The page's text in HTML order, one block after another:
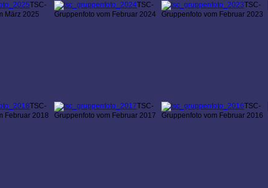
TSC-
März 2025
TSC-
Gruppenfoto vom Februar 2024
TSC-
Gruppenfoto vom Februar 2023
TSC-
Februar 2018
TSC-
Gruppenfoto vom Februar 2017
TSC-
Gruppenfoto vom Februar 2016